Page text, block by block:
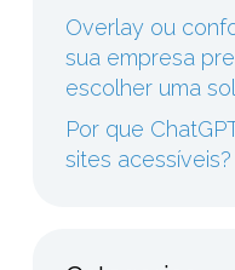
Overlay ou
sua empresa
escolher uma
Por que
sites acessíveis?